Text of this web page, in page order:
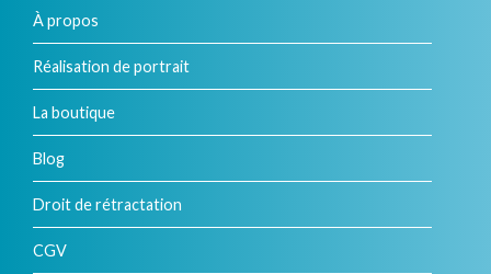
À propos
Réalisation de portrait
La boutique
Blog
Droit de rétractation
CGV